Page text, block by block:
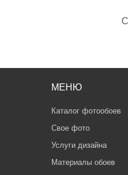
МЕНЮ
Каталог фотообоев
Свое фото
Услуги дизайна
Материалы обоев